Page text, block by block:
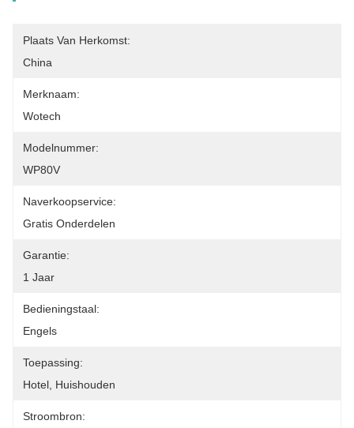
Plaats Van Herkomst:
China
Merknaam:
Wotech
Modelnummer:
WP80V
Naverkoopservice:
Gratis Onderdelen
Garantie:
1 Jaar
Bedieningstaal:
Engels
Toepassing:
Hotel, Huishouden
Stroombron: